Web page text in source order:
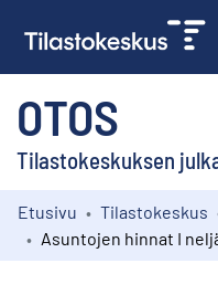
OTOS
Tilastokeskuksen
Kokoelmat
Etusivu Tilastokeskus